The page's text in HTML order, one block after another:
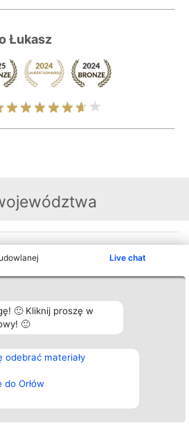
Live chat
🙂 Kliknij proszę w
🙂
materiały
do Orłów
Łukasz
Plebiscyt
Laureaci
wszystkich
Zasady
Regulamin
Polityka
Prywatności
Kontakt